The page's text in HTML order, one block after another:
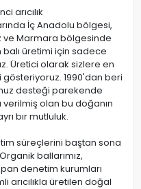
arıcılık
İç Anadolu bölgesi,
ve Marmara bölgesinde
balı üretimi için sadece
Üretici olarak sizlere en
1990'dan beri
desteği parekende
verilmiş olan bu doğanın
bır mutluluk.
süreçlerini baştan sona
ballarımız,
denetim kurumları
arıcılıkla üretilen doğal